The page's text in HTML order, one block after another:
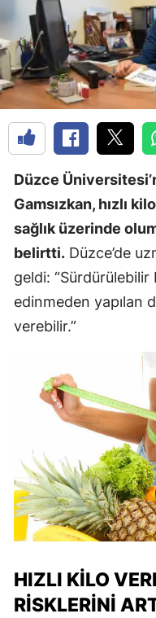
Düzce
Gamsızkan, hızlı
sağlık üzerinde
belirtti. Düzce’de
geldi: “Sürdürülebilir
edinmeden yapılan
verebilir.”
HIZLI KILO
RISKLERINI